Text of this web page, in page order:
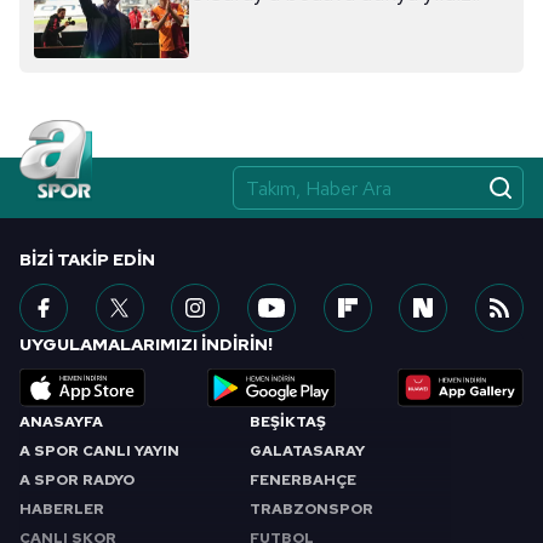
ANASAYFA
A SPOR CANLI YAYIN
A SPOR RADYO
HABERLER
CANLI SKOR
BEŞİKTAŞ
GALATASARAY
FENERBAHÇE
TRABZONSPOR
FUTBOL
BIZI TAKIP EDIN
UYGULAMALARIMIZI İNDİRİN!